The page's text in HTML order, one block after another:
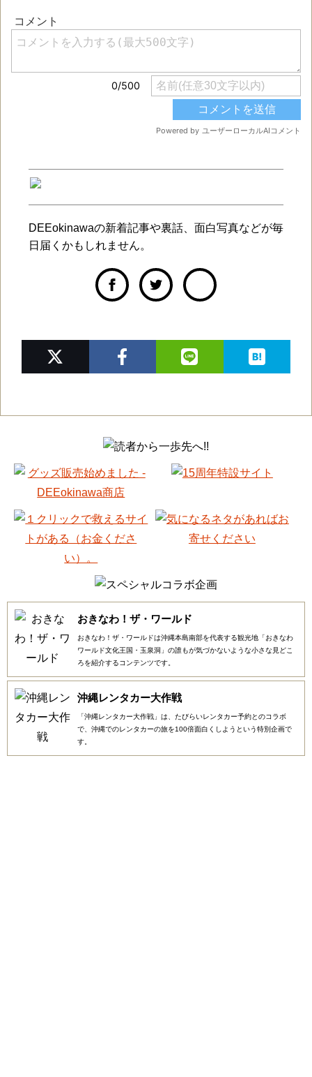
DEEokinawaの新着記事や裏話、面白写真などが毎
日届くかもしれません。
おきなわ！ザ・ワールド
おきなわ！ザ・ワールドは沖縄本島南部を代表する観光地「おきなわ
ワールド文化王国・玉泉洞」の誰もが気づかないような小さな見どこ
ろを紹介するコンテンツです。
沖縄レンタカー大作戦
「沖縄レンタカー大作戦」は、たびらいレンタカー予約とのコラボ
で、沖縄でのレンタカーの旅を100倍面白くしようという特別企画で
す。